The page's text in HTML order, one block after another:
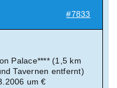
#7833
Palace**** (1,5 km
Tavernen entfernt)
um €